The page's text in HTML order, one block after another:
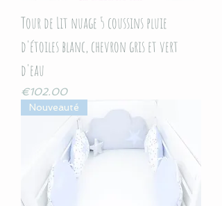
Tour de Lit nuage 5 coussins pluie
d'étoiles blanc, chevron gris et vert
d'eau
Price
€102.00
Nouveauté